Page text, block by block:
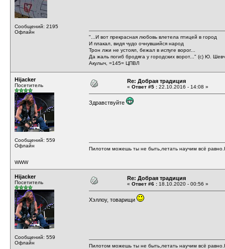
Сообщений: 2195
Офлайн
"...И вот прекрасная любовь влетела птицей в город
И плакал, видя чудо очнувшийся народ
Трон лжи не устоял, бежал в испуге ворог...
Да жаль погиб бродяга у городских ворот..." (с) Ю.
Акулыч, =145= ЦПВЛ
Hijacker
Посетитель
Сообщений: 559
Офлайн
WWW
Re: Добрая традиция
« Ответ #5 : 22.10.2016 - 14:08 »
Здравствуйте
Пилотом можешь ты не быть,летать научим всё
Hijacker
Посетитель
Сообщений: 559
Офлайн
Re: Добрая традиция
« Ответ #6 : 18.10.2020 - 00:56 »
Хэллоу, товарищи
Пилотом можешь ты не быть,летать научим всё